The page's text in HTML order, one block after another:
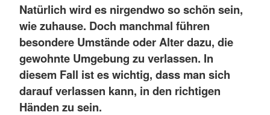
Natürlich wird es nirgendwo so schön sein,
wie zuhause. Doch manchmal führen
besondere Umstände oder Alter dazu, die
gewohnte Umgebung zu verlassen. In
diesem Fall ist es wichtig, dass man sich
darauf verlassen kann, in den richtigen
Händen zu sein.